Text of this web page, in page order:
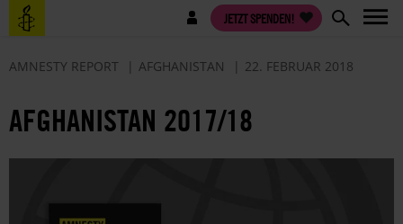
Direkt
zum
Benutzermenü JETZT SPENDEN!
AMNESTY REPORT AFGHANISTAN 22. FEBRUAR 2018
AFGHANISTAN 2017/18